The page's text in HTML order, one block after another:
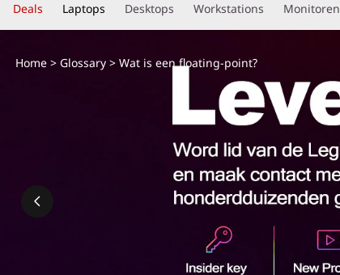
a
r
e
Deals Laptops Desktops Workstations Monitoren
Home> Glossary> Wat is een floating-point?